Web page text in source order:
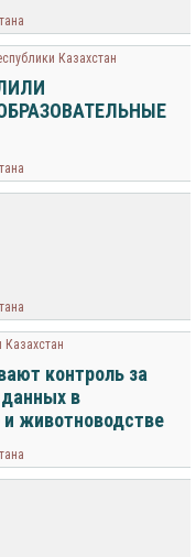
Казахстан
Казахстан
контроль за
в
и животноводстве